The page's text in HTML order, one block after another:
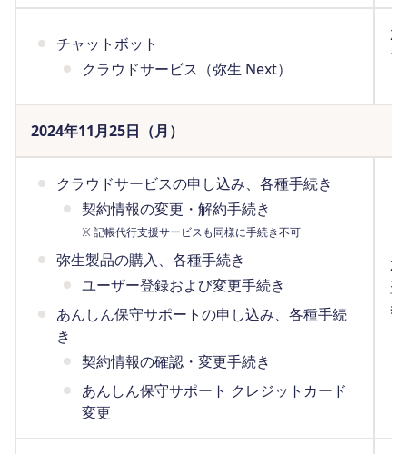
チャットボット
クラウドサービス（弥生 Next）
で
2024年11月25日（月）
クラウドサービスの申し込み、各種手続き
契約情報の変更・解約手続き
※ 記帳代行支援サービスも同様に手続き不可
弥生製品の購入、各種手続き
ユーザー登録および変更手続き
あんしん保守サポートの申し込み、各種手続
き
契約情報の確認・変更手続き
あんしん保守サポート クレジットカード
変更
※